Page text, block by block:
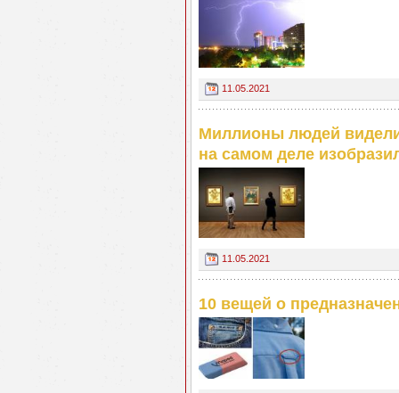
11.05.2021
Миллионы людей видели
на самом деле
11.05.2021
10 вещей о